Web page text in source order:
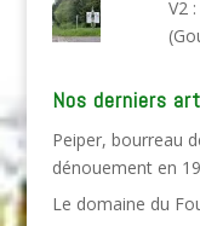
V2
Nos derniers
Peiper, bourreau
dénouement en
Le domaine du